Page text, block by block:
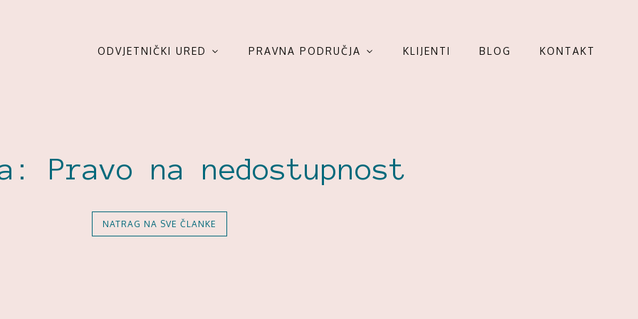
ODVJETNIČKI URED PRAVNA PODRUČJA KLIJENTI BLOG KONTAKT
Pravo na nedostupnost
NATRAG NA SVE ČLANKE